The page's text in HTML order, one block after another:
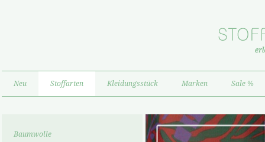
Neu Stoffarten Kleidungsstück Marken Sale %
Baumwolle